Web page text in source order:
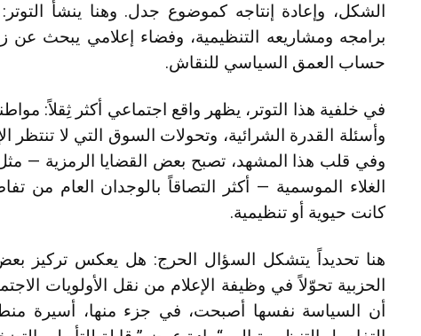
الشكل، وإعادة إنتاجه كموضوع جدل. وهنا ينشأ
برامجه ومشاريعه التنظيمية، وفضاء إعلامي يبحث عن
حساب العمق السياسي للنقاش.
في خلفية هذا التوتر، يظهر واقع اجتماعي أكثر ثِقلاً:
وأسئلة القدرة الشرائية، وتحولات السوق التي لا تنتظر
وفي قلب هذا المشهد، تصبح بعض القضايا الرمزية —
الغلاء الموسمية — أكثر التصاقاً بالوجدان العام من
كانت حيوية أو تنظيمية.
هنا تحديداً يتشكل السؤال الحرج: هل يعكس تركيز بعض
الحزبية تحوّلاً في وظيفة الإعلام من نقل الأولويات
أن السياسة نفسها أصبحت، في جزء منها، أسيرة